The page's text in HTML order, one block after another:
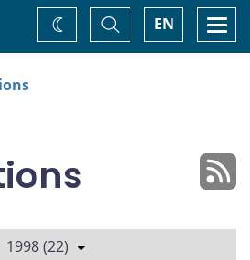
EN
Basculer
la
recherche
Changez
de
1998 (22)